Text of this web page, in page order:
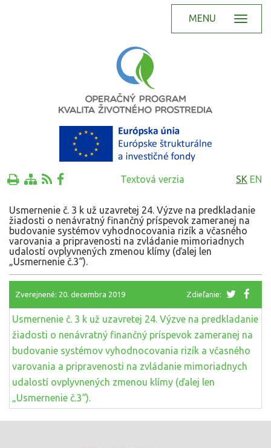
MENU
Textová verzia SK EN
Usmernenie č. 3 k už uzavretej 24. Výzve na predkladanie
žiadosti o nenávratný finančný príspevok zameranej na
budovanie systémov vyhodnocovania rizík a včasného
varovania a pripravenosti na zvládanie mimoriadnych
udalostí ovplyvnených zmenou klímy (ďalej len
„Usmernenie č.3“).
Zverejnené: 20. decembra 2019 Zdieľanie:
Usmernenie č. 3 k už uzavretej 24. Výzve na predkladanie
žiadosti o nenávratný finančný príspevok zameranej na
budovanie systémov vyhodnocovania rizík a včasného
varovania a pripravenosti na zvládanie mimoriadnych
udalostí ovplyvnených zmenou klímy (ďalej len
„Usmernenie č.3“).